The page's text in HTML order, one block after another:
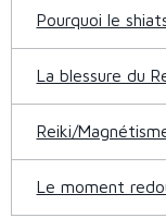
Pourquoi le
La blessure du
Reiki/
Le moment